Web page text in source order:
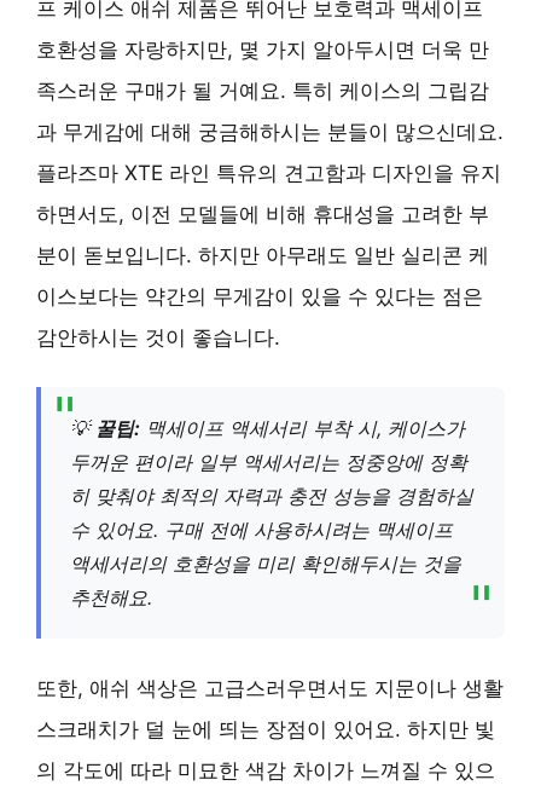
프 케이스 애쉬 제품은 뛰어난 보호력과 맥세이프
호환성을 자랑하지만, 몇 가지 알아두시면 더욱 만
족스러운 구매가 될 거예요. 특히 케이스의 그립감
과 무게감에 대해 궁금해하시는 분들이 많으신데요.
플라즈마 XTE 라인 특유의 견고함과 디자인을 유지
하면서도, 이전 모델들에 비해 휴대성을 고려한 부
분이 돋보입니다. 하지만 아무래도 일반 실리콘 케
이스보다는 약간의 무게감이 있을 수 있다는 점은
감안하시는 것이 좋습니다.
💡 꿀팁: 맥세이프 액세서리 부착 시, 케이스가
두꺼운 편이라 일부 액세서리는 정중앙에 정확
히 맞춰야 최적의 자력과 충전 성능을 경험하실
수 있어요. 구매 전에 사용하시려는 맥세이프
액세서리의 호환성을 미리 확인해두시는 것을
추천해요.
또한, 애쉬 색상은 고급스러우면서도 지문이나 생활
스크래치가 덜 눈에 띄는 장점이 있어요. 하지만 빛
의 각도에 따라 미묘한 색감 차이가 느껴질 수 있으